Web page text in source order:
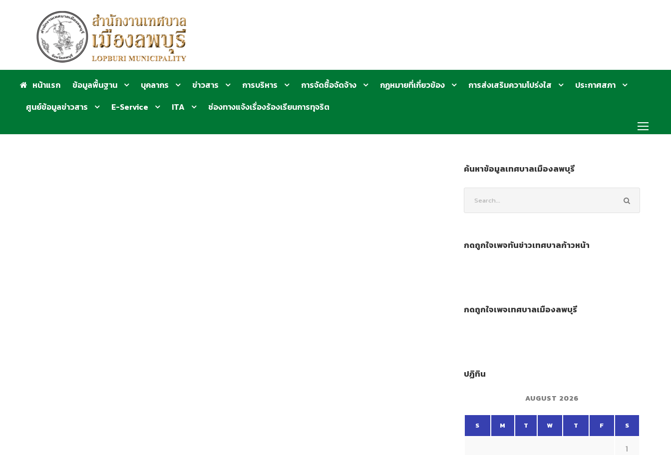
หน้าแรก ข้อมูลพื้นฐาน บุคลากร ข่าวสาร การบริหาร การจัดซื้อจัดจ้าง กฏหมายที่เกี่ยวข้อง การส่งเสริมความโปร่งใส
ประกาศสภา
ศูนย์ข้อมูลข่าวสาร
E-Service ITA ช่องทางแจ้งเรื่องร้องเรียนการทุจริต
ค้นหาข้อมูลเทศบาลเมืองลพบุรี
กดถูกใจเพจทันข่าวเทศบาลก้าวหน้า
กดถูกใจเพจเทศบาลเมืองลพบุรี
ปฏิทิน
AUGUST 2026
S M T W T F S
1